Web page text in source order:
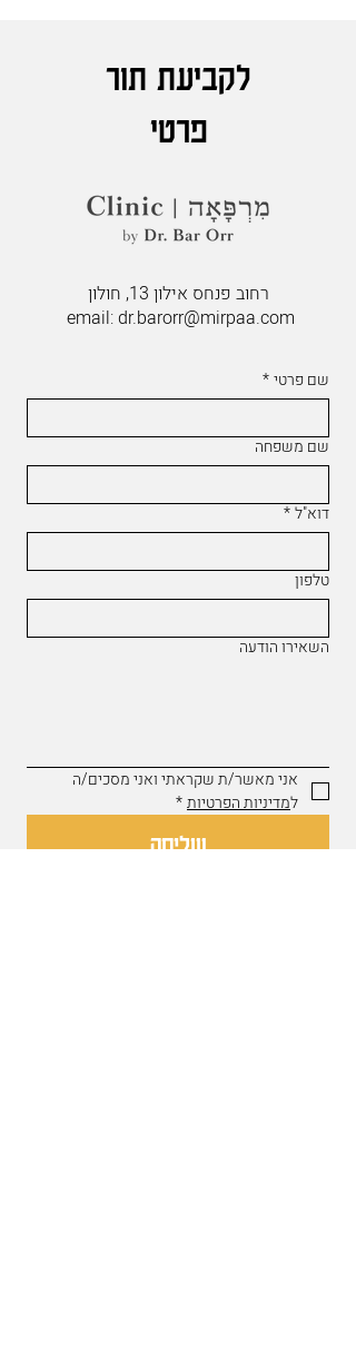
רחוב פנחס אילון 13, חולון
email:dr.barorr@mirpaa.com
לקביעת תור
פרטי
שם פרטי*
שם משפחה
דוא"ל*
טלפון
השאירו הודעה
למדיניות הפרטיות*
שליחה